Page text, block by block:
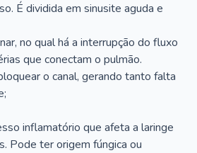
É dividida em sinusite aguda e
no qual há a interrupção do fluxo
que conectam o pulmão.
o canal, gerando tanto falta
inflamatório que afeta a laringe
Pode ter origem fúngica ou